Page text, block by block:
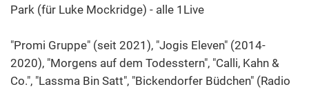
Park (für Luke Mockridge) - alle 1Live
"Promi Gruppe" (seit 2021), "Jogis Eleven" (2014-
2020), "Morgens auf dem Todesstern", "Calli, Kahn &
Co.", "Lassma Bin Satt", "Bickendorfer Büdchen" (Radio